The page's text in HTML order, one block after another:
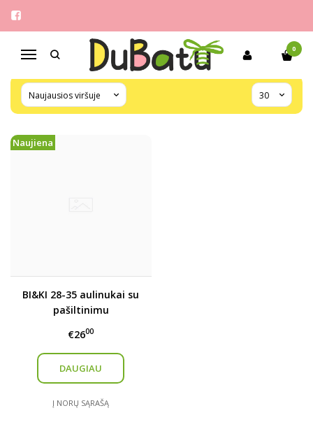
Navigacija
0
BI & KI
Pagrindinis Pirkite pagal gamintoją BI & KI
Naujiena
BI&KI 28-35 aulinukai su
pašiltinimu
€2600
DAUGIAU
Į NORŲ SĄRAŠĄ